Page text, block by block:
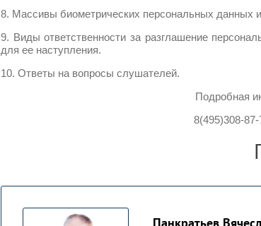
8. Массивы биометрических персональных данных
9. Виды ответственности за разглашение
для ее наступления.
10. Ответы на вопросы слушателей.
Подробная
8(495)308-
Панкратьев